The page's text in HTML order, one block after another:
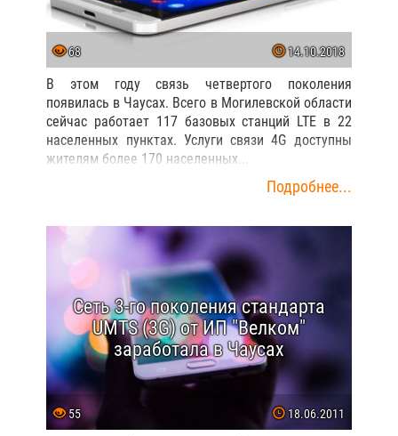
68 14.10.2018
В этом году связь четвертого поколения
появилась в Чаусах. Всего в Могилевской области
сейчас работает 117 базовых станций LTE в 22
населенных пунктах. Услуги связи 4G доступны
жителям более 170 населенных...
Подробнее...
Сеть 3-го поколения стандарта
UMTS (3G) от ИП "Велком"
заработала в Чаусах
55 18.06.2011